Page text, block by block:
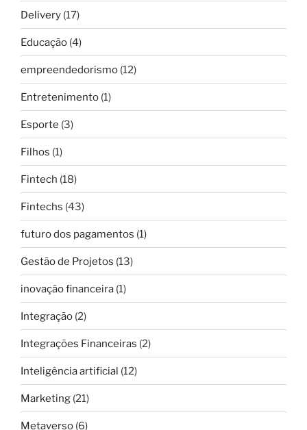
Delivery (17)
Educação (4)
empreendedorismo (12)
Entretenimento (1)
Esporte (3)
Filhos (1)
Fintech (18)
Fintechs (43)
futuro dos pagamentos (1)
Gestão de Projetos (13)
inovação financeira (1)
Integração (2)
Integrações Financeiras (2)
Inteligência artificial (12)
Marketing (21)
Metaverso (6)